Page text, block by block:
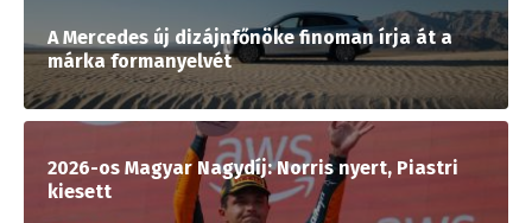
A Mercedes új dizájnfőnöke finoman írja át a
márka formanyelvét
2026-os Magyar Nagydíj: Norris nyert, Piastri
kiesett